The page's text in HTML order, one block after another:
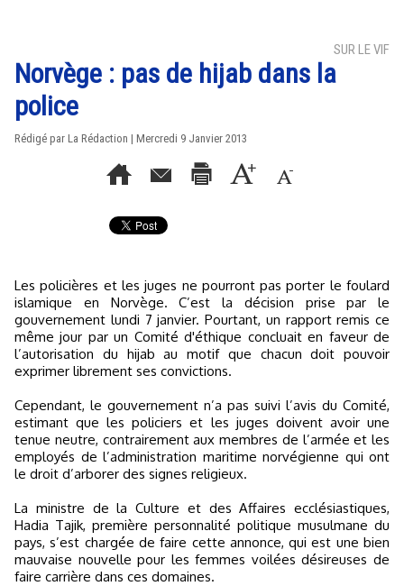
SUR LE VIF
Norvège : pas de hijab dans la
police
Rédigé par La Rédaction | Mercredi 9 Janvier 2013
Les policières et les juges ne pourront pas porter le foulard
islamique en Norvège. C’est la décision prise par le
gouvernement lundi 7 janvier. Pourtant, un rapport remis ce
même jour par un Comité d'éthique concluait en faveur de
l’autorisation du hijab au motif que chacun doit pouvoir
exprimer librement ses convictions.
Cependant, le gouvernement n’a pas suivi l’avis du Comité,
estimant que les policiers et les juges doivent avoir une
tenue neutre, contrairement aux membres de l’armée et les
employés de l’administration maritime norvégienne qui ont
le droit d’arborer des signes religieux.
La ministre de la Culture et des Affaires ecclésiastiques,
Hadia Tajik, première personnalité politique musulmane du
pays, s’est chargée de faire cette annonce, qui est une bien
mauvaise nouvelle pour les femmes voilées désireuses de
faire carrière dans ces domaines.